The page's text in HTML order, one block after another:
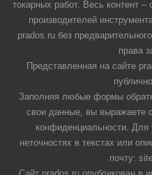
токарных работ. Весь контент –
производителей
prados.ru без
права
Представленная на сайте
Заполняя любые формы
свои данные, вы выражаете
конфиденциальности.
неточностях в текстах или
почту: